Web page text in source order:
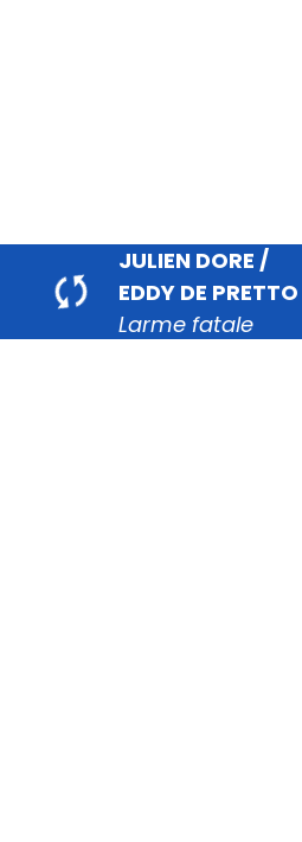
JULIEN DORE /
EDDY DE PRETTO
Larme fatale